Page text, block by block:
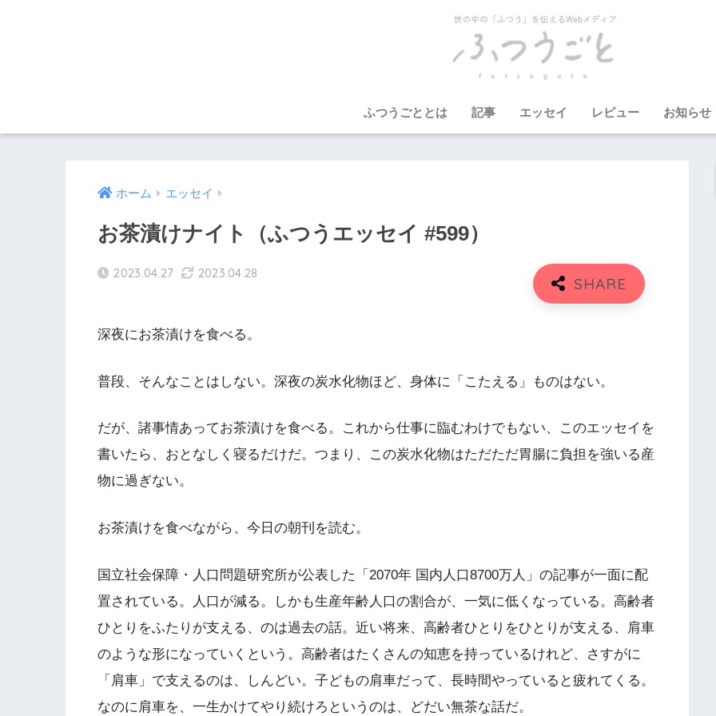
ふつうごととは 記事 エッセイ レビュー お知らせ
ホーム エッセイ
お茶漬けナイト（ふつうエッセイ #599）
2023.04.27 2023.04.28
深夜にお茶漬けを食べる。
普段、そんなことはしない。深夜の炭水化物ほど、身体に「こたえる」ものはない。
だが、諸事情あってお茶漬けを食べる。これから仕事に臨むわけでもない、このエッセイを
書いたら、おとなしく寝るだけだ。つまり、この炭水化物はただただ胃腸に負担を強いる産
物に過ぎない。
お茶漬けを食べながら、今日の朝刊を読む。
国立社会保障・人口問題研究所が公表した「2070年 国内人口8700万人」の記事が一面に配
置されている。人口が減る。しかも生産年齢人口の割合が、一気に低くなっている。高齢者
ひとりをふたりが支える、のは過去の話。近い将来、高齢者ひとりをひとりが支える、肩車
のような形になっていくという。高齢者はたくさんの知恵を持っているけれど、さすがに
「肩車」で支えるのは、しんどい。子どもの肩車だって、長時間やっていると疲れてくる。
なのに肩車を、一生かけてやり続けろというのは、どだい無茶な話だ。